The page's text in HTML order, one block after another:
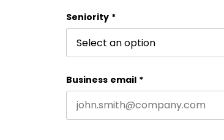
Seniority *
Business email *